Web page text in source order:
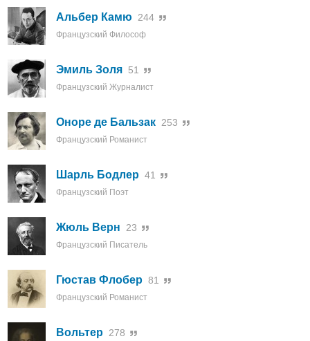
Альбер Камю 244
Французский Философ
Эмиль Золя 51
Французский Журналист
Оноре де Бальзак 253
Французский Романист
Шарль Бодлер 41
Французский Поэт
Жюль Верн 23
Французский Писатель
Гюстав Флобер 81
Французский Романист
Вольтер 278